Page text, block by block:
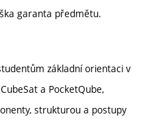
garanta předmětu.
základní orientaci v
a PocketQube,
strukturou a postupy